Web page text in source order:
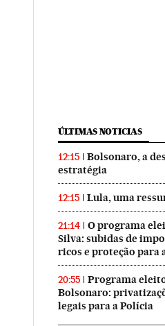
ÚLTIMAS NOTICIAS
12:15
Bolsonaro, a
estratégia
12:15 Lula, uma
21:14
O programa
Silva: subidas de
ricos e proteção para
20:55
Programa
Bolsonaro:
legais para a Polícia